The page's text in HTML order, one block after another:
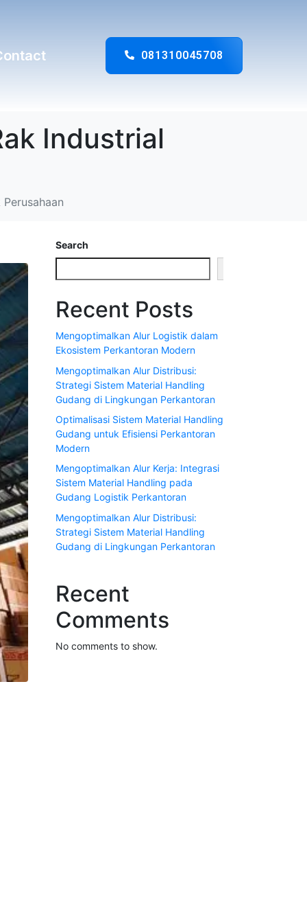
081310045708
Industrial
Search
Recent Posts
Mengoptimalkan Alur Logistik dalam
Ekosistem Perkantoran Modern
Mengoptimalkan Alur Distribusi:
Strategi Sistem Material Handling
Gudang di Lingkungan Perkantoran
Optimalisasi Sistem Material Handling
Gudang untuk Efisiensi Perkantoran
Modern
Mengoptimalkan Alur Kerja: Integrasi
Sistem Material Handling pada
Gudang Logistik Perkantoran
Mengoptimalkan Alur Distribusi:
Strategi Sistem Material Handling
Gudang di Lingkungan Perkantoran
Recent
Comments
No comments to show.